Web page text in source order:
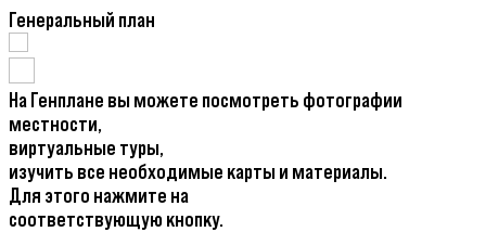
Генеральный план
На Генплане вы можете посмотреть фотографии
местности,
виртуальные туры,
изучить все необходимые карты и материалы.
Для этого нажмите на
соответствующую кнопку.